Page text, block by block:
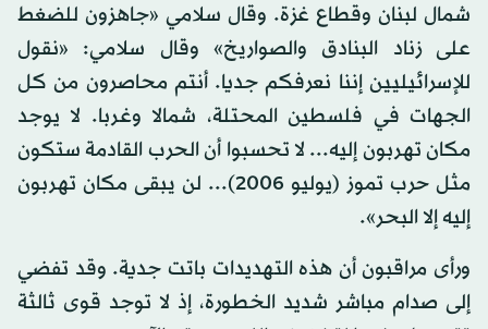
شمال لبنان وقطاع غزة. وقال سلامي «جاهزون للضغط
على زناد البنادق والصواريخ» وقال سلامي: «نقول
للإسرائيليين إننا نعرفكم جديا. أنتم محاصرون من كل
الجهات في فلسطين المحتلة، شمالا وغربا. لا يوجد
مكان تهربون إليه... لا تحسبوا أن الحرب القادمة ستكون
مثل حرب تموز (يوليو 2006)... لن يبقى مكان تهربون
إليه إلا البحر».
ورأى مراقبون أن هذه التهديدات باتت جدية. وقد تفضي
إلى صدام مباشر شديد الخطورة، إذ لا توجد قوى ثالثة